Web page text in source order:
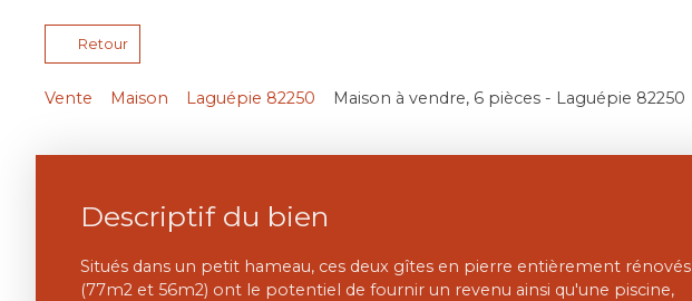
Retour
Vente Maison Laguépie 82250 Maison à vendre, 6 pièces - Laguépie 82250
Descriptif du bien
Situés dans un petit hameau, ces deux gîtes en pierre entièrement rénovés
(77m2 et 56m2) ont le potentiel de fournir un revenu ainsi qu'une piscine,